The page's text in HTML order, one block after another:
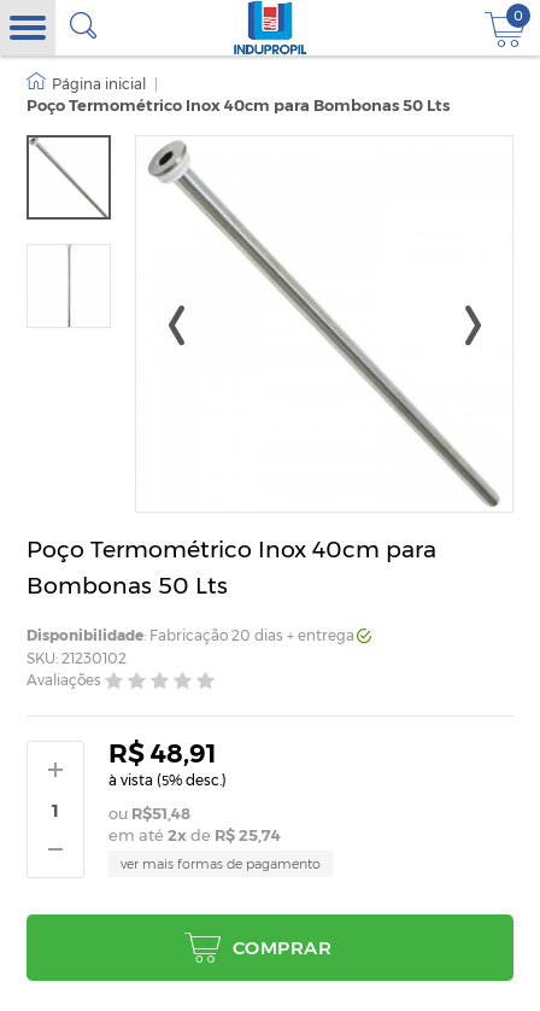
0
Poço Termométrico Inox 40cm para Bombonas 50 Lts
Poço Termométrico Inox 40cm para
Bombonas 50 Lts
Disponibilidade: Fabricação 20 dias + entrega
SKU: 21230102
Avaliações
R$ 48,91
à vista (5% desc.)
R$51,48
em até2x de R$ 25,74
ver mais formas de pagamento
COMPRAR